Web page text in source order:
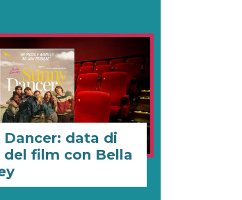
Dancer: data di
del film con Bella